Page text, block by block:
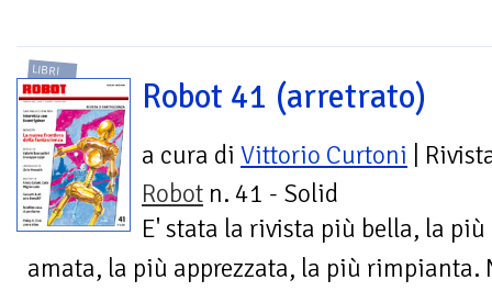
LIBRI
Robot 41 (arretrato)
a cura di Vittorio Curtoni |
Robot n. 41 - Solid
E' stata la rivista più bella, la più
amata, la più apprezzata, la più